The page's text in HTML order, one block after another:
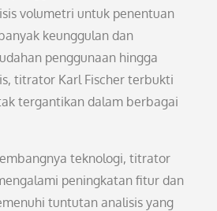
volumetri untuk penentuan
keunggulan dan
penggunaan hingga
titrator Karl Fischer terbukti
tergantikan dalam berbagai
teknologi, titrator
peningkatan fitur dan
tuntutan analisis yang